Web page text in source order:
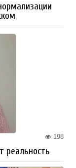
198
реальность